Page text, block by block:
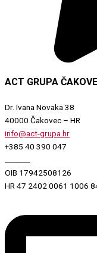
ACT GRUPA
Dr. Ivana Novaka 38
40000 Čakovec – HR
info@act-grupa.hr
+385 40 390 047
OIB 17942508126
HR 47 2402 0061 1006